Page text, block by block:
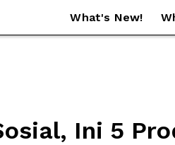
What's New!
Ini 5